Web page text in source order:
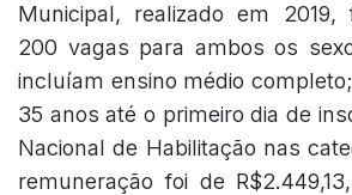
Municipal, realizado em 2019,
200 vagas para ambos os
incluíam ensino médio
35 anos até o primeiro dia de
Nacional de Habilitação nas
remuneração foi de